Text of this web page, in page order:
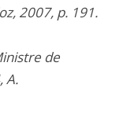
2007, p. 191.
de
A.